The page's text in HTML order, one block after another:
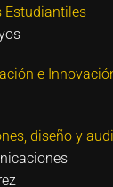
Estudiantiles
e
diseño y